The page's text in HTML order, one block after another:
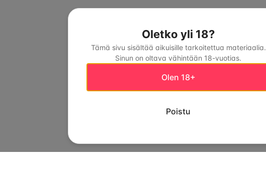
Oletko yli 18?
Tämä sivu sisältää aikuisille tarkoitettua materiaalia.
Sinun on oltava vähintään 18-vuotias.
Olen 18+
Poistu